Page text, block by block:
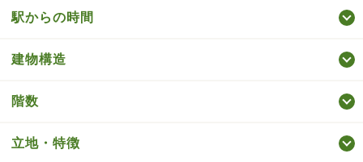
駅からの時間
建物構造
階数
立地・特徴